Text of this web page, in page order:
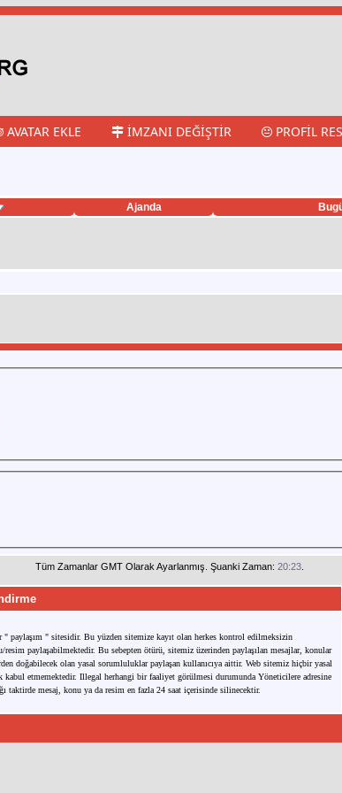
AVATAR EKLE İMZANI DEĞIŞTIR PROFIL
Ajanda
Tüm Zamanlar GMT Olarak Ayarlanmış. Şuanki Zaman: 20:23
" paylaşım " sitesidir. Bu yüzden sitemize kayıt olan herkes kontrol edilmeksizin
resim paylaşabilmektedir. Bu sebepten ötürü, sitemiz üzerinden paylaşılan mesajlar, konular
doğabilecek olan yasal sorumluluklar paylaşan kullanıcıya aittir. Web sitemiz hiçbir yasal
kabul etmemektedir. Illegal herhangi bir faaliyet görülmesi durumunda Yöneticilere adresine
taktirde mesaj, konu ya da resim en fazla 24 saat içerisinde silinecektir.